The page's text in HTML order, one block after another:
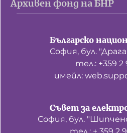
Архивен фонд на БНР
Българско
София, бул.
тел.: +359 2
имейл:
Съвет за
София, бул.